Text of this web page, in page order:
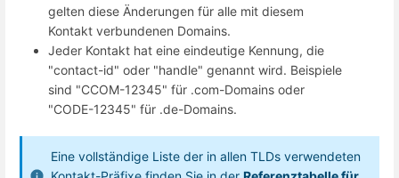
gelten diese Änderungen für alle mit diesem
Kontakt verbundenen Domains.
Jeder Kontakt hat eine eindeutige Kennung, die
"contact-id" oder "handle" genannt wird. Beispiele
sind "CCOM-12345" für .com-Domains oder
"CODE-12345" für .de-Domains.
Eine vollständige Liste der in allen TLDs verwendeten